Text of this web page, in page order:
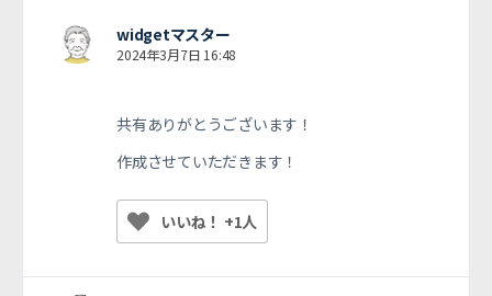
widgetマスター
2024年3月7日 16:48
共有ありがとうございます！
作成させていただきます！
いいね！ +1人